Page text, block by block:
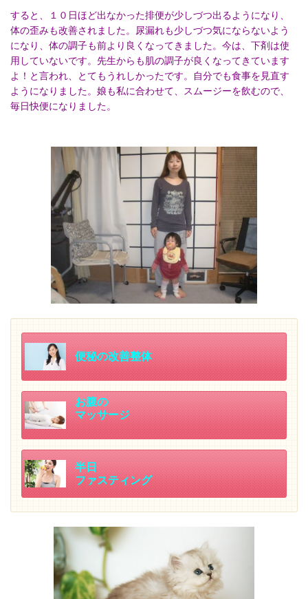
すると、１０日ほど出なかった排便が少しづつ出るようになり、
体の歪みも改善されました。尿漏れも少しづつ気にならないよう
になり、体の調子も前より良くなってきました。今は、下剤は使
用していないです。先生からも肌の調子が良くなってきています
よ！と言われ、とてもうれしかったです。自分でも食事を見直す
ようになりました。娘も私に合わせて、スムージーを飲むので、
毎日快便になりました。
便秘の改善整体
お腹の
マッサージ
半日
ファスティング